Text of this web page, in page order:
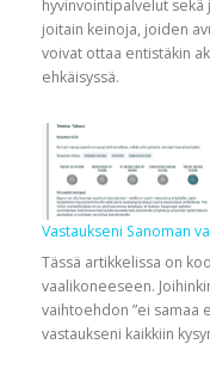
hyvinvointipalvelut sekä
joitain keinoja, joiden
voivat ottaa entistäkin
ehkäisyssä.
Vastaukseni Sanoman
Tässä artikkelissa on
vaalikoneeseen.
vaihtoehdon ”ei samaa
vastaukseni kaikkiin